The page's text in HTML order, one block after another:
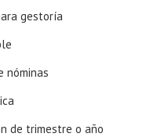
gestoría
nóminas
de trimestre o año